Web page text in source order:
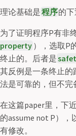
理论基础是程序的
为了证明程序P有非
property ），选取P
终止的。后者是
其反例是一条终止
法是可靠的，但不完
在这篇paper里，下
的assume not P）
有修改。